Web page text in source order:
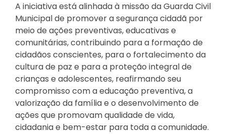
A iniciativa está alinhada à missão da Guarda Civil
Municipal de promover a segurança cidadã por
meio de ações preventivas, educativas e
comunitárias, contribuindo para a formação de
cidadãos conscientes, para o fortalecimento da
cultura de paz e para a proteção integral de
crianças e adolescentes, reafirmando seu
compromisso com a educação preventiva, a
valorização da família e o desenvolvimento de
ações que promovam qualidade de vida,
cidadania e bem-estar para toda a comunidade.